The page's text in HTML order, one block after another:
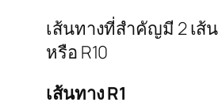
เส้นทางที่สำคัญมี 2 เส้
หรือ R10
เส้นทาง R1